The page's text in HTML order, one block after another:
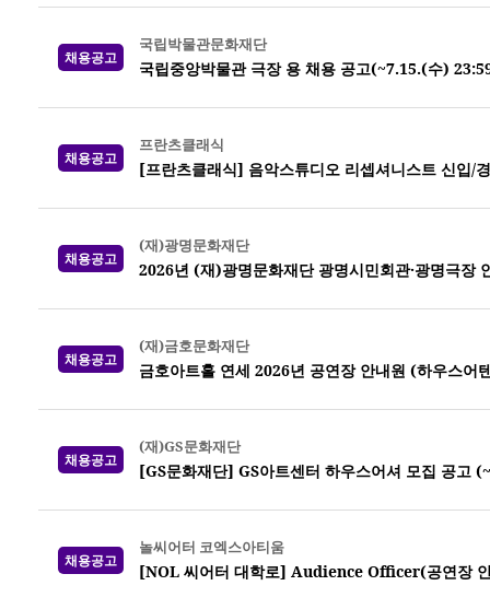
채용공고
국립박물관문화재단
국립중앙박물관 극장 용 채용 공고(~7.15.(수)
채용공고
프란츠클래식
[프란츠클래식] 음악스튜디오 리셉셔니스트 신입/
채용공고
(재)광명문화재단
2026년 (재)광명문화재단 광명시민회관·광명극장
채용공고
(재)금호문화재단
금호아트홀 연세 2026년 공연장 안내원 (하우스어
채용공고
(재)GS문화재단
[GS문화재단] GS아트센터 하우스어셔 모집 공고
채용공고
놀씨어터 코엑스아티움
[NOL 씨어터 대학로] Audience Officer(공연장